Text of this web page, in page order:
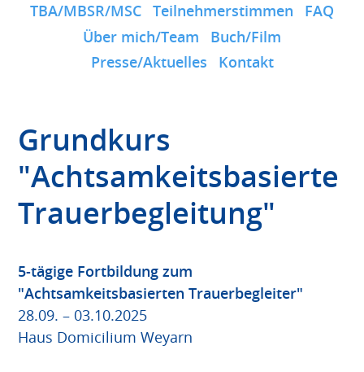
TBA/MBSR/MSC Teilnehmerstimmen
FAQ
Über mich/Team
Buch/Film
Presse/Aktuelles
Kontakt
Grundkurs
"Achtsamkeitsbasierte
Trauerbegleitung"
5-tägige Fortbildung zum
"Achtsamkeitsbasierten Trauerbegleiter"
28.09. – 03.10.2025
Haus Domicilium Weyarn